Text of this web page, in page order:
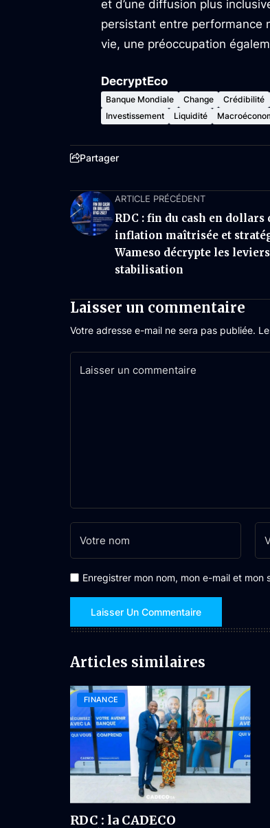
et d’une diffusion plus
persistant entre performance
vie, une préoccupation
DecryptEco
Banque Mondiale Change Crédibilité
Investissement
Liquidité
Partager
ARTICLE PRÉCÉDENT
RDC : fin du cash en dollars
inflation maîtrisée et
Wameso décrypte les
stabilisation
Laisser un commentaire
Votre adresse e-mail ne sera pas publiée.
Enregistrer mon nom, mon e-mail et
Articles similaires
FINANCE
RDC : la CADECO